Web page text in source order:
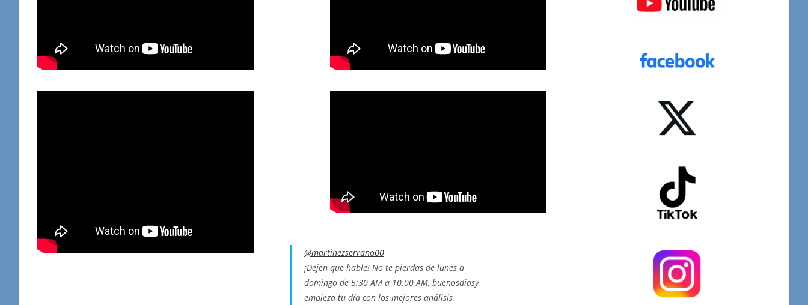
@martinezserrano00
¡Dejen que hable! No te pierdas de lunes a
domingo de 5:30 AM a 10:00 AM, buenosdiasy
empieza tu día con los mejores análisis,